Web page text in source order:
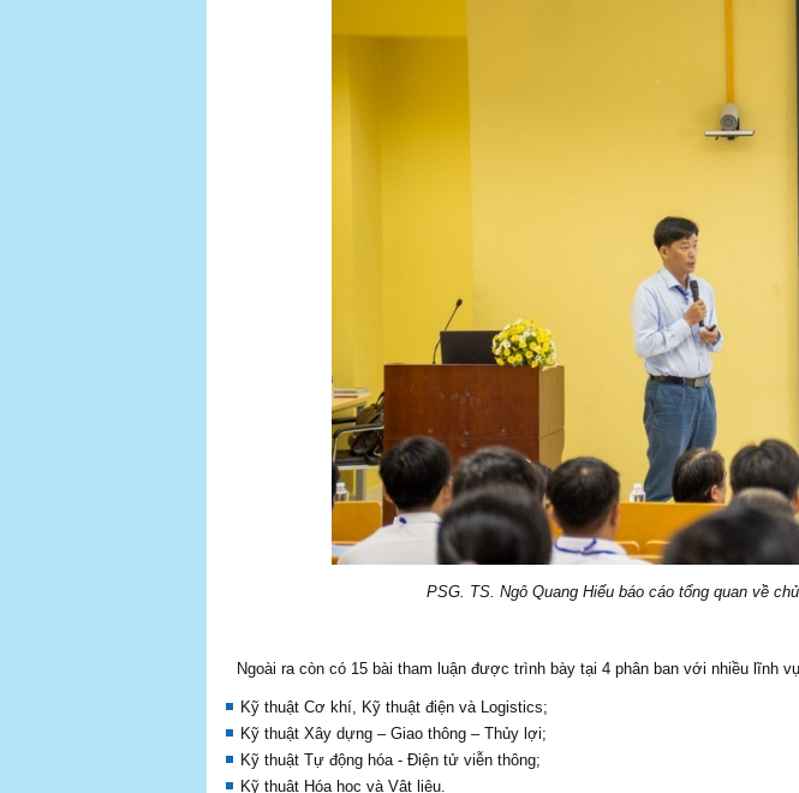
PSG. TS. Ngô Quang Hiếu báo cáo tổng quan về
Ngoài ra còn có 15 bài tham luận được trình bày tại 4 phân ban với nhiều lĩnh
Kỹ thuật Cơ khí, Kỹ thuật điện và Logistics;
Kỹ thuật Xây dựng – Giao thông – Thủy lợi;
Kỹ thuật Tự động hóa - Điện tử viễn thông;
Kỹ thuật Hóa học và Vật liệu.